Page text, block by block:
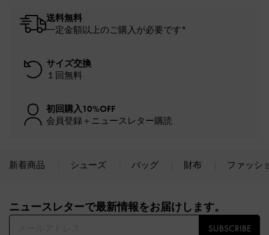
送料無料
一定金額以上のご購入が必要です*
サイズ交換
１回無料
初回購入10%OFF
会員登録＋ニュースレター購読
新着商品 シューズ バッグ 財布 ファッシ
ニュースレターで最新情報をお届けします。​
SUBSCRIBE